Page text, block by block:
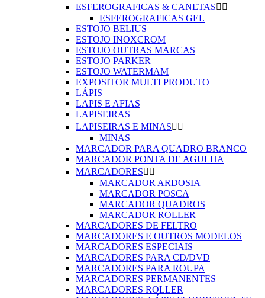
ESFEROGRAFICAS & CANETAS 
ESFEROGRAFICAS GEL
ESTOJO BELIUS
ESTOJO INOXCROM
ESTOJO OUTRAS MARCAS
ESTOJO PARKER
ESTOJO WATERMAM
EXPOSITOR MULTI PRODUTO
LÁPIS
LAPIS E AFIAS
LAPISEIRAS
LAPISEIRAS E MINAS 
MINAS
MARCADOR PARA QUADRO BRANCO
MARCADOR PONTA DE AGULHA
MARCADORES 
MARCADOR ARDOSIA
MARCADOR POSCA
MARCADOR QUADROS
MARCADOR ROLLER
MARCADORES DE FELTRO
MARCADORES E OUTROS MODELOS
MARCADORES ESPECIAIS
MARCADORES PARA CD/DVD
MARCADORES PARA ROUPA
MARCADORES PERMANENTES
MARCADORES ROLLER